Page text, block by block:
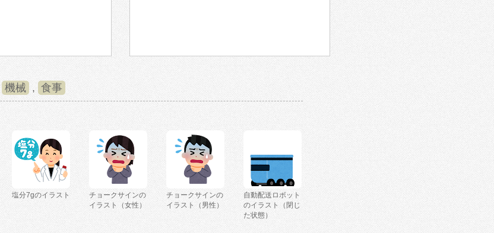
機械 , 食事
塩分7gのイラスト
チョークサインの
イラスト（女性）
チョークサインの
イラスト（男性）
自動配送ロボット
のイラスト（閉じ
た状態）